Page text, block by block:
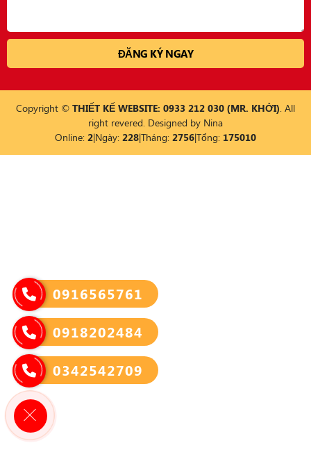
Copyright © THIẾT KẾ WEBSITE: 0933 212 030 (MR. KHỞI). All
right revered. Designed by Nina
Online: 2|Ngày: 228|Tháng: 2756|Tổng: 175010
0916565761
0918202484
0342542709